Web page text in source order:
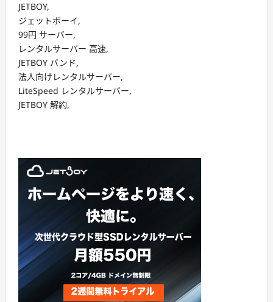
JETBOY,
ジェットボーイ,
99円 サーバー,
レンタルサーバー 高速,
JETBOY バンド,
法人向けレンタルサーバー,
LiteSpeed レンタルサーバー,
JETBOY 解約,